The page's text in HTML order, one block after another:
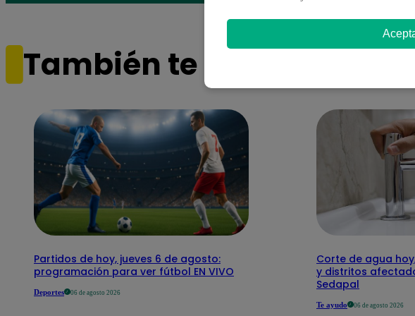
También te puede
Partidos de hoy, jueves 6 de agosto:
programación para ver fútbol EN VIVO
Deportes 06 de agosto 2026
Corte de agua
y distritos
Sedapal
Te ayudo 06 de agosto 2026